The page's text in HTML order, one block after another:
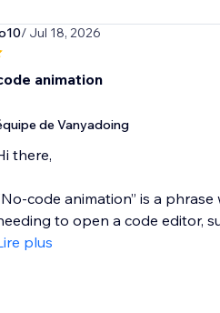
/ Jul 18, 2026
animation
de Vanyadoing
there,
code animation” is a
to open a code editor,
plus